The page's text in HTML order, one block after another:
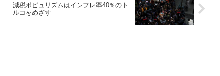
減税ポピュリズムはインフレ率40％のト
ルコをめざす